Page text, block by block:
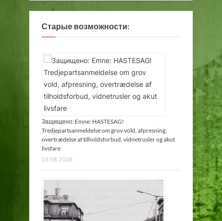
и
Старые возможности:
Защищено: Emne: HASTESAG!
Tredjepartsanmeldelse om grov vold, afpresning,
overtrædelse af tilholdsforbud, vidnetrusler og akut
livsfare
03.08.2026